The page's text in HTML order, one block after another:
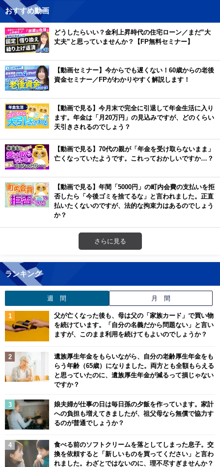
おすすめ動画
どうしたらいい？金利上昇時代の住宅ローン／まだ”大
丈夫”と思っていませんか？【FP無料セミナー】
【動画セミナー】今からでも遅くない！60歳からの老後
資金セミナー／FPがわかりやすく解説します！
【動画で見る】今月末で完全に引退して年金生活に入り
ます。年金は「月20万円」の見込みですが、どのくらい
天引きされるのでしょう？
【動画で見る】70代の親が「年金を受け取らないまま」
亡くなっていたようです。これっておかしいですか…？
【動画で見る】年間「5000円」の町内会費の支払いを拒
否したら「今後ゴミを捨てるな」と言われました。正直
払いたくないのですが、法的な拘束力はあるのでしょう
か？
さらに見る
ランキング
週 間 月 間
父が亡くなった後も、母は父の「家族カード」で買い物
を続けています。「自分の名義だから問題ない」と言い
ますが、このまま利用を続けてもよいのでしょうか？
遺族厚生年金をもらいながら、自分の老齢厚生年金をも
らう年齢（65歳）になりました。両方とも全額もらえる
と思っていたのに、遺族厚生年金が減るって損じゃない
ですか？
娘夫婦が仕事の日は毎日孫の夕飯を作っています。家計
への負担も増えてきましたが、祖父母なら無償で協力す
るのが普通でしょうか？
食べる前のソフトクリームを落としてしまった息子。交
換を依頼すると「新しいものを買ってください」と言わ
れました。わざとではないのに、理不尽すぎませんか？